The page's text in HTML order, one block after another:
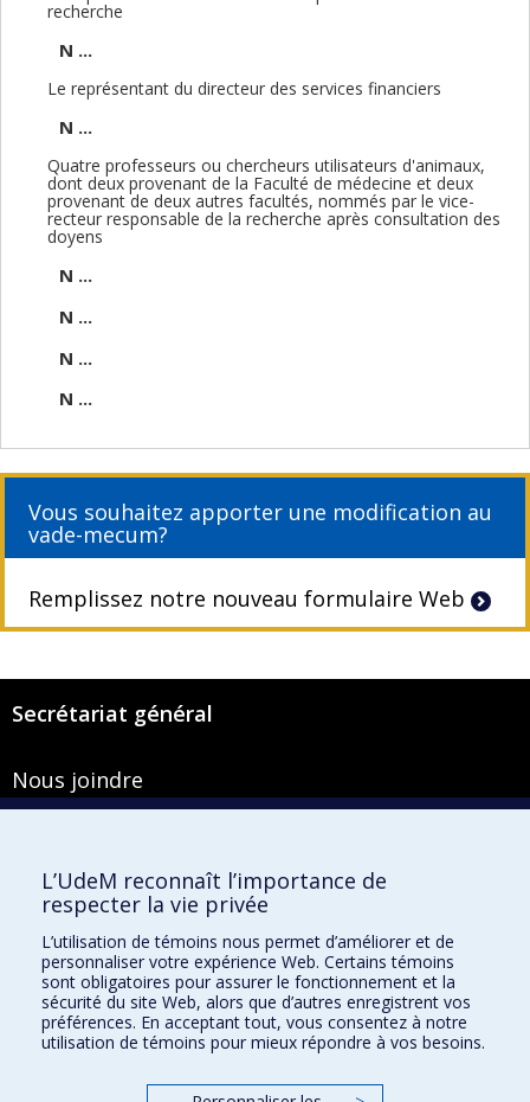
recherche
N ...
Le représentant du directeur des services financiers
N ...
Quatre professeurs ou chercheurs utilisateurs d'animaux,
dont deux provenant de la Faculté de médecine et deux
provenant de deux autres facultés, nommés par le vice-
recteur responsable de la recherche après consultation des
doyens
N ...
N ...
N ...
N ...
Vous souhaitez apporter une modification au
vade-mecum?
Remplissez notre nouveau formulaire Web
Secrétariat général
Nous joindre
Montréal (Québec) H3T 1J4
Courriel :secretariat-general@umontreal.ca
Admission
Plan du site
Accessibilité
L’UdeM reconnaît l’importance de
respecter la vie privée
L’utilisation de témoins nous permet d’améliorer et de
personnaliser votre expérience Web. Certains témoins
sont obligatoires pour assurer le fonctionnement et la
sécurité du site Web, alors que d’autres enregistrent vos
préférences. En acceptant tout, vous consentez à notre
utilisation de témoins pour mieux répondre à vos besoins.